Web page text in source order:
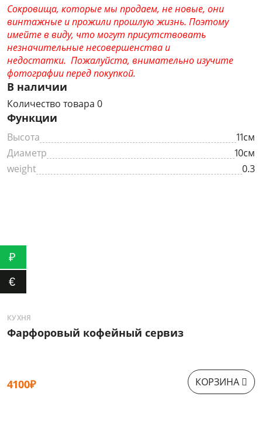
Сокровища, которые мы продаем, не новые, они
винтажные и прожили прошлую жизнь. Поэтому
имейте в виду, что могут присутствовать
незначительные несовершенства и
недостатки. Пожалуйста, внимательно изучите
фотографии перед покупкой.
В наличии
Количество товара 0
Функции
Высота
11см
Диаметр
10см
weight
0.3
КУХНЯ
Фарфоровый кофейный сервиз
4100₽ КОРЗИНА
₽
€